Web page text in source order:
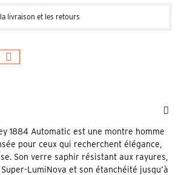
livraison et les retours
1884 Automatic est une montre homme
pour ceux qui recherchent élégance,
Son verre saphir résistant aux rayures,
LumiNova et son étanchéité jusqu’à